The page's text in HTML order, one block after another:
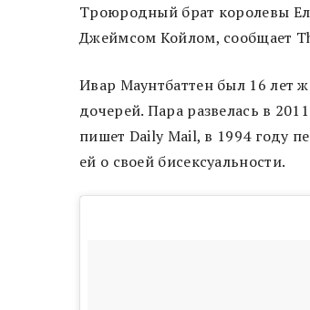
Троюродный брат королевы
Джеймсом Койлом, сообщает
Ивар Маунтбаттен был 16 лет
дочерей. Пара развелась в
пишет Daily Mail, в 1994 году
ей о своей бисексуальности.